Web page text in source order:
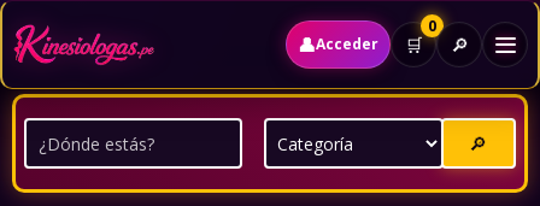
👤Acceder 🛒
0
🔎
🔎